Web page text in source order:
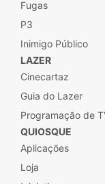
SOBRE
Ficha Técnica
Estatuto Editorial
Autores
Contactos
Provedor do Leitor
Público+
Publicidade
ASSINATURAS
Assinar